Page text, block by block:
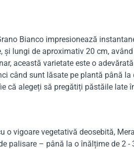
Bianco impresionează
și lungi de aproximativ 20 cm,
această varietate este o
când sunt lăsate pe plantă până
că alegeți să pregătiți păstăile late
o vigoare vegetativă deosebită,
palisare – până la o înălțime de 2